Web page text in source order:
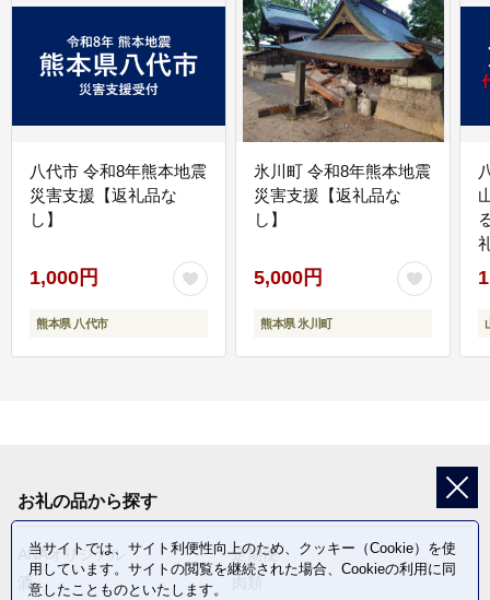
八代市 令和8年熊本地震
災害支援【返礼品な
し】
1,000円
熊本県 八代市
氷川町 令和8年熊本地震
災害支援【返礼品な
し】
5,000円
熊本県 氷川町
お礼の品から探す
ANAオリジナル
定期便
酒
肉類
当サイトでは、サイト利便性向上のため、クッキー（Cookie）を使
用しています。サイトの閲覧を継続された場合、Cookieの利用に同
意したことものといたします。